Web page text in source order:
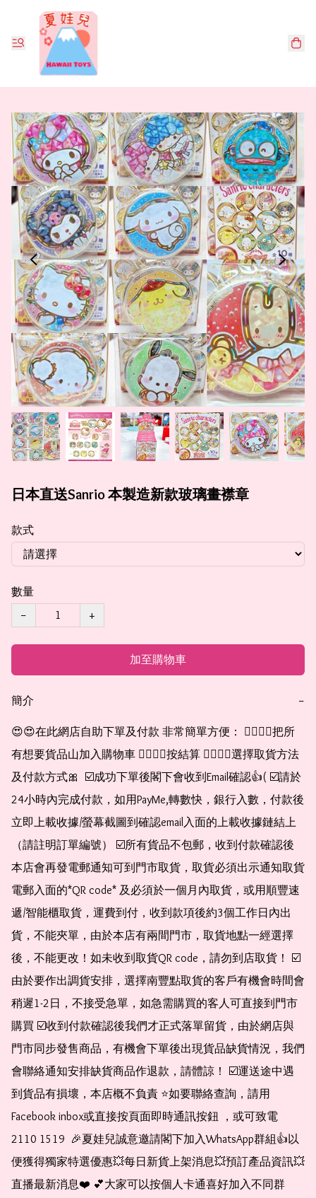
日本直送Sanrio 本製造新款玻璃畫襟章
款式
數量
−
+
加至購物車
簡介 −
😍😍在此網店自助下單及付款 非常簡單方便： 👉🏻👉🏻把所
有想要貨品山加入購物車 👉🏻👉🏻按結算 👉🏻👉🏻選擇取貨方法
及付款方式🎀  ☑️成功下單後閣下會收到Email確認👍( ☑️請於
24小時內完成付款，如用PayMe,轉數快，銀行入數，付款後
立即上載收據/螢幕截圖到確認email入面的上載收據鏈結上
（請註明訂單編號） ☑️所有貨品不包郵，收到付款確認後
本店會再發電郵通知可到門市取貨，取貨必須出示通知取貨
電郵入面的*QR code* 及必須於一個月內取貨，或用順豐速
遞/智能櫃取貨，運費到付，收到款項後約3個工作日內出
貨，不能夾單，由於本店有兩間門市，取貨地點一經選擇
後，不能更改！如未收到取貨QR code，請勿到店取貨！ ☑️
由於要作出調貨安排，選擇南豐點取貨的客戶有機會時間會
稍遲1-2日，不接受急單，如急需購買的客人可直接到門市
購買 ☑️收到付款確認後我們才正式落單留貨，由於網店與
門市同步發售商品，有機會下單後出現貨品缺貨情況，我們
會聯絡通知安排缺貨商品作退款，請體諒！ ☑️運送途中遇
到貨品有損壞，本店概不負責 ⭐️如要聯絡查詢，請用
Facebook inbox或直接按頁面即時通訊按鈕 ，或可致電
2110 1519  🎉夏娃兒誠意邀請閣下加入WhatsApp群組👍以
便獲得獨家特選優惠💥每日新貨上架消息💥預訂產品資訊💥
直播最新消息❤️ 💕大家可以按個人卡通喜好加入不同群